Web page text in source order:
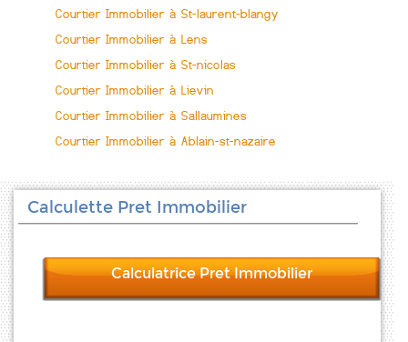
Courtier Immobilier à St-laurent-blangy
Courtier Immobilier à Lens
Courtier Immobilier à St-nicolas
Courtier Immobilier à Lievin
Courtier Immobilier à Sallaumines
Courtier Immobilier à Ablain-st-nazaire
Calculette Pret Immobilier
Calculatrice Pret Immobilier